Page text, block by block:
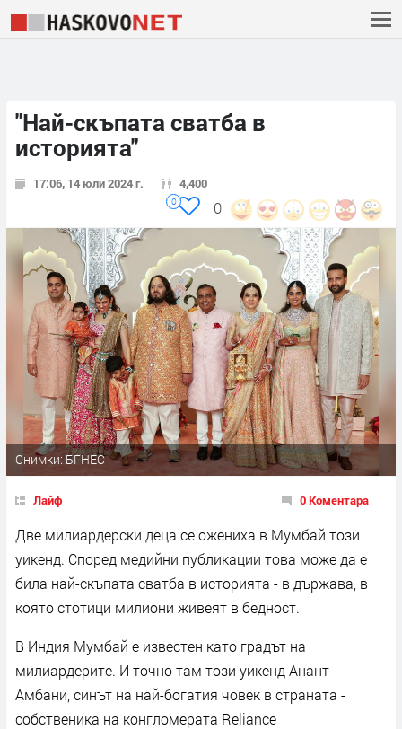
"Най-скъпата сватба в
историята"
17:06, 14 юли 2024 г. 4,400
0
0
Снимки: БГНЕС
Лайф 0 Коментара
Две милиардерски деца се ожениха в Мумбай този
уикенд. Според медийни публикации това може да е
била най-скъпата сватба в историята - в държава, в
която стотици милиони живеят в бедност.
В Индия Мумбай е известен като градът на
милиардерите. И точно там този уикенд Анант
Амбани, синът на най-богатия човек в страната -
собственика на конгломерата Reliance